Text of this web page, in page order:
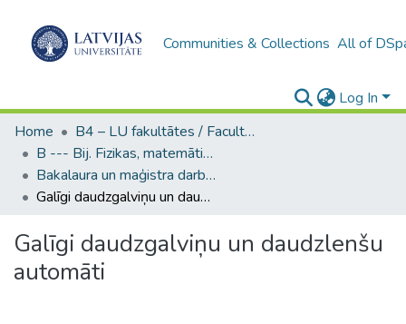
Communities & Collections All of
Log In
Home
B4 – LU fakultātes / Faculties of the UL
B --- Bij. Fizikas, matemātikas un optometrijas fakultātes studentu noslēguma darbi / Faculty of Physics, Mathematics and Optometry - Graduate works
Bakalaura un maģistra darbi (FMOF) / Bachelor's and Master's theses
Galīgi daudzgalviņu un daudzlenšu automāti
Galīgi daudzgalviņu un daudzlenšu
automāti